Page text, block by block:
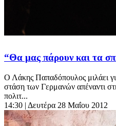
“Θα μας πάρουν και τα
Ο Λάκης Παπαδόπουλος μιλάει
στάση των Γερμανών απέναντι
πολιτ...
14:30 | Δευτέρα 28 Μαΐου 2012